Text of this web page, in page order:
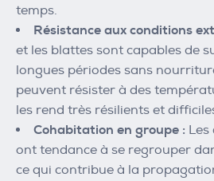
temps.
Résistance aux conditions
et les blattes sont capables de
longues périodes sans
peuvent résister à des
les rend très résilients et
Cohabitation en groupe :
ont tendance à se regrouper
ce qui contribue à la